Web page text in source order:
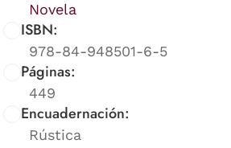
Novela
ISBN:
978-84-948501-6-5
Páginas:
449
Encuadernación:
Rústica